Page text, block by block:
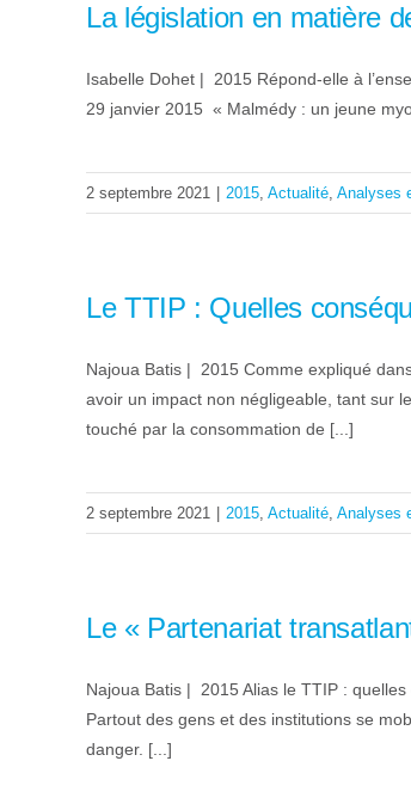
La législation en matière
Isabelle Dohet | 2015 Répond-elle à
29 janvier 2015 « Malmédy : un jeune
2 septembre 2021 2015, Actualité, Analyses
Le TTIP : Quelles
Najoua Batis | 2015 Comme expliqué
avoir un impact non négligeable, tant sur
touché par la consommation de [...]
2 septembre 2021 2015, Actualité, Analyses
Le « Partenariat
Najoua Batis | 2015 Alias le TTIP :
Partout des gens et des institutions se
danger. [...]